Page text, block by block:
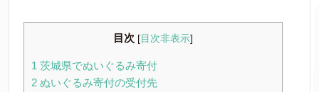
目次 [目次非表示]
1 茨城県でぬいぐるみ寄付
2 ぬいぐるみ寄付の受付先